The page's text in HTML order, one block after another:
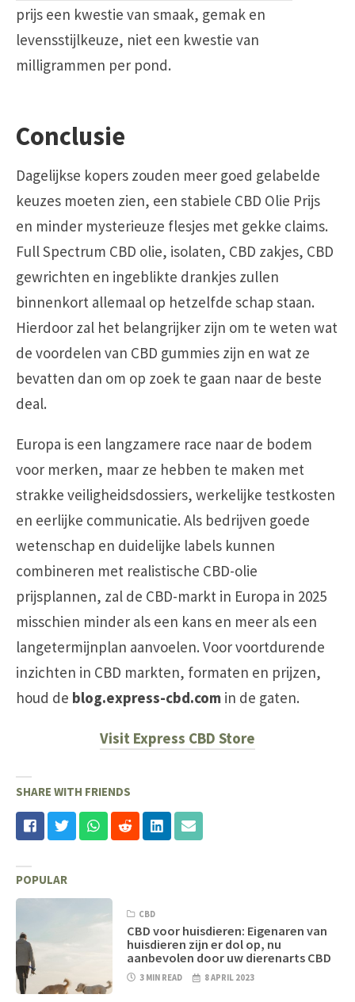
prijs een kwestie van smaak, gemak en
levensstijlkeuze, niet een kwestie van
milligrammen per pond.
Conclusie
Dagelijkse kopers zouden meer goed gelabelde
keuzes moeten zien, een stabiele CBD Olie Prijs
en minder mysterieuze flesjes met gekke claims.
Full Spectrum CBD olie, isolaten, CBD zakjes, CBD
gewrichten en ingeblikte drankjes zullen
binnenkort allemaal op hetzelfde schap staan.
Hierdoor zal het belangrijker zijn om te weten wat
de voordelen van CBD gummies zijn en wat ze
bevatten dan om op zoek te gaan naar de beste
deal.
Europa is een langzamere race naar de bodem
voor merken, maar ze hebben te maken met
strakke veiligheidsdossiers, werkelijke testkosten
en eerlijke communicatie. Als bedrijven goede
wetenschap en duidelijke labels kunnen
combineren met realistische CBD-olie
prijsplannen, zal de CBD-markt in Europa in 2025
misschien minder als een kans en meer als een
langetermijnplan aanvoelen. Voor voortdurende
inzichten in CBD markten, formaten en prijzen,
houd de blog.express-cbd.com in de gaten.
Visit Express CBD Store
SHARE WITH FRIENDS
POPULAR
CBD
CBD voor huisdieren: Eigenaren van
huisdieren zijn er dol op, nu
aanbevolen door uw dierenarts CBD
3 MIN READ 8 APRIL 2023